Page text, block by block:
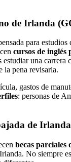
de Irlanda
para
cursos de inglés
una carrera
la pena revisarla.
gastos de
: personas de
de
becas parciales
No siempre